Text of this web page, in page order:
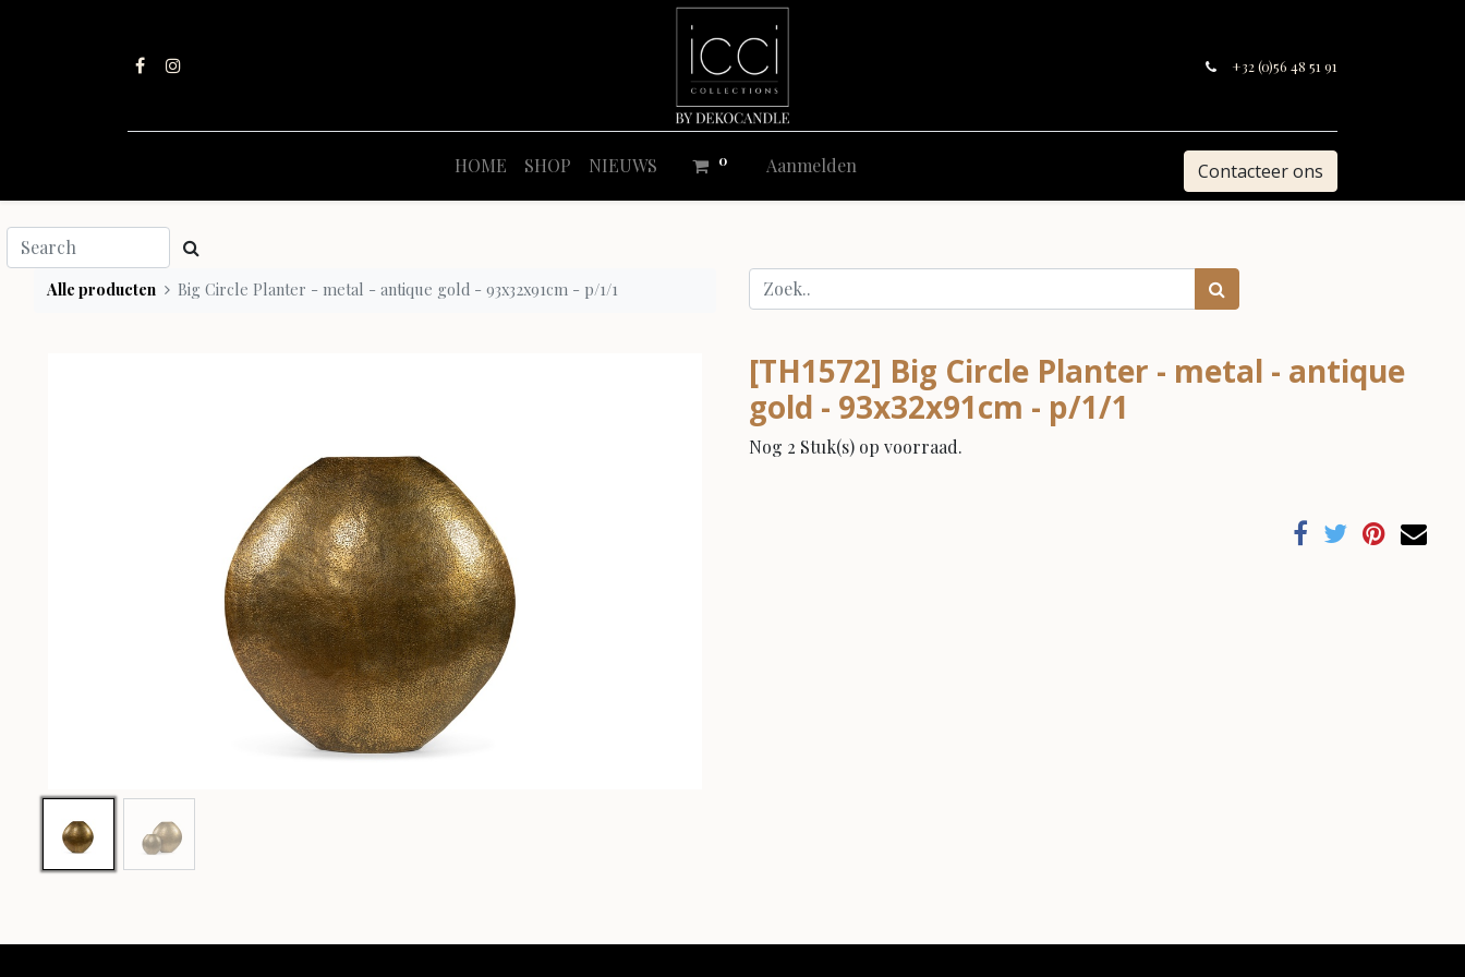
+32 (0)56 48 51 91
HOME SHOP NIEUWS 0 Aanmelden Contacteer ons
Alle producten Big Circle Planter - metal - antique gold - 93x32x91cm - p/1/1
[TH1572] Big Circle Planter - metal - antique
gold - 93x32x91cm - p/1/1
Nog 2 Stuk(s) op voorraad.